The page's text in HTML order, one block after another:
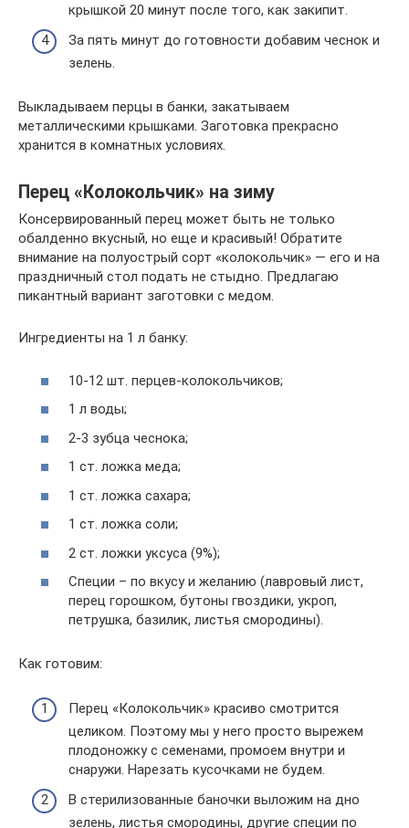
крышкой 20 минут после того, как закипит.
За пять минут до готовности добавим чеснок и
зелень.
Выкладываем перцы в банки, закатываем
металлическими крышками. Заготовка прекрасно
хранится в комнатных условиях.
Перец «Колокольчик» на зиму
Консервированный перец может быть не только
обалденно вкусный, но еще и красивый! Обратите
внимание на полуострый сорт «колокольчик» — его и на
праздничный стол подать не стыдно. Предлагаю
пикантный вариант заготовки с медом.
Ингредиенты на 1 л банку:
10-12 шт. перцев-колокольчиков;
1 л воды;
2-3 зубца чеснока;
1 ст. ложка меда;
1 ст. ложка сахара;
1 ст. ложка соли;
2 ст. ложки уксуса (9%);
Специи – по вкусу и желанию (лавровый лист,
перец горошком, бутоны гвоздики, укроп,
петрушка, базилик, листья смородины).
Как готовим:
Перец «Колокольчик» красиво смотрится
целиком. Поэтому мы у него просто вырежем
плодоножку с семенами, промоем внутри и
снаружи. Нарезать кусочками не будем.
В стерилизованные баночки выложим на дно
зелень, листья смородины, другие специи по